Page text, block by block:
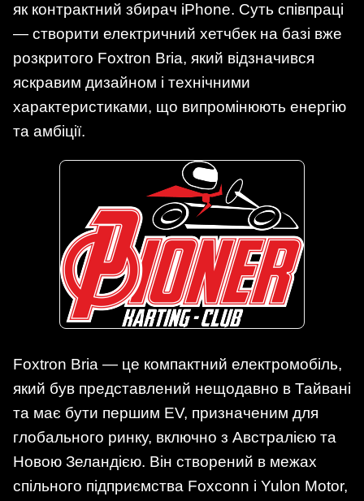
як контрактний збирач iPhone. Суть співпраці
— створити електричний хетчбек на базі вже
розкритого Foxtron Bria, який відзначився
яскравим дизайном і технічними
характеристиками, що випромінюють енергію
та амбіції.
Foxtron Bria — це компактний електромобіль,
який був представлений нещодавно в Тайвані
та має бути першим EV, призначеним для
глобального ринку, включно з Австралією та
Новою Зеландією. Він створений в межах
спільного підприємства Foxconn і Yulon Motor,